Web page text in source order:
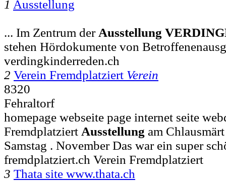
1 Ausstellung
... Im Zentrum der Ausstellung
stehen Hördokumente von
verdingkinderreden.ch
2 Verein Fremdplatziert Verein
8320
Fehraltorf
homepage webseite page internet seite
Fremdplatziert Ausstellung am
Samstag . November Das war ein super
fremdplatziert.ch Verein Fremdplatziert
3 Thata site www.thata.ch